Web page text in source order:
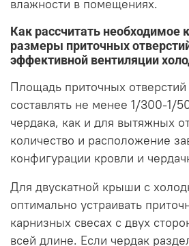
влажности в помещениях.
Как рассчитать необходимое
размеры приточных
эффективной вентиляции
Площадь приточных
составлять не менее 1/300-1/
чердака, как и для вытяжных
количество и расположение
конфигурации кровли и
Для двускатной крыши с
оптимально устраивать
карнизных свесах с двух
всей длине. Если чердак